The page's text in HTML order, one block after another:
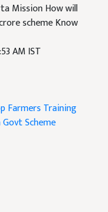
Mission How will
scheme Know
AM IST
Farmers Training
Govt Scheme